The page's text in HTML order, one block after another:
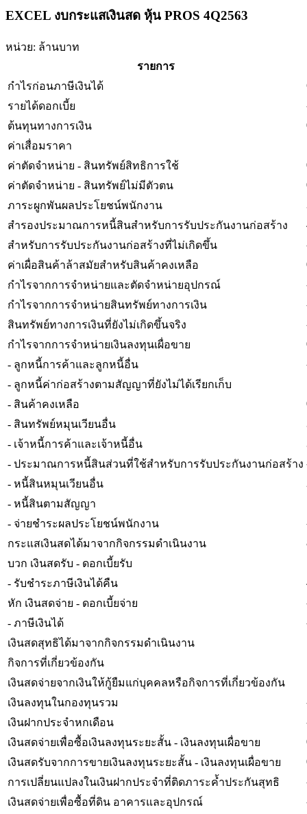
EXCEL งบกระแสเงินสด หุ้น PROS 4Q2563
หน่วย: ล้านบาท
รายการ
กำไรก่อนภาษีเงินได้
รายได้ดอกเบี้ย
ต้นทุนทางการเงิน
ค่าเสื่อมราคา
ค่าตัดจำหน่าย - สินทรัพย์สิทธิการใช้
ค่าตัดจำหน่าย - สินทรัพย์ไม่มีตัวตน
ภาระผูกพันผลประโยชน์พนักงาน
สำรองประมาณการหนี้สินสำหรับการรับประกันงานก่อสร้าง
สำหรับการรับประกันงานก่อสร้างที่ไม่เกิดขึ้น
ค่าเผื่อสินค้าล้าสมัยสำหรับสินค้าคงเหลือ
กำไรจากการจำหน่ายและตัดจำหน่ายอุปกรณ์
กำไรจากการจำหน่ายสินทรัพย์ทางการเงิน
สินทรัพย์ทางการเงินที่ยังไม่เกิดขึ้นจริง
กำไรจากการจำหน่ายเงินลงทุนเผื่อขาย
- ลูกหนี้การค้าและลูกหนี้อื่น
- ลูกหนี้ค่าก่อสร้างตามสัญญาที่ยังไม่ได้เรียกเก็บ
- สินค้าคงเหลือ
- สินทรัพย์หมุนเวียนอื่น
- เจ้าหนี้การค้าและเจ้าหนี้อื่น
- ประมาณการหนี้สินส่วนที่ใช้สำหรับการรับประกันงานก่อสร้าง
- หนี้สินหมุนเวียนอื่น
- หนี้สินตามสัญญา
- จ่ายชำระผลประโยชน์พนักงาน
กระแสเงินสดได้มาจากกิจกรรมดำเนินงาน
บวก เงินสดรับ - ดอกเบี้ยรับ
- รับชำระภาษีเงินได้คืน
หัก เงินสดจ่าย - ดอกเบี้ยจ่าย
- ภาษีเงินได้
เงินสดสุทธิได้มาจากกิจกรรมดำเนินงาน
กิจการที่เกี่ยวข้องกัน
เงินสดจ่ายจากเงินให้กู้ยืมแก่บุคคลหรือกิจการที่เกี่ยวข้องกัน
เงินลงทุนในกองทุนรวม
เงินฝากประจำหกเดือน
เงินสดจ่ายเพื่อซื้อเงินลงทุนระยะสั้น - เงินลงทุนเผื่อขาย
เงินสดรับจากการขายเงินลงทุนระยะสั้น - เงินลงทุนเผื่อขาย
การเปลี่ยนแปลงในเงินฝากประจำที่ติดภาระค้ำประกันสุทธิ
เงินสดจ่ายเพื่อซื้อที่ดิน อาคารและอุปกรณ์